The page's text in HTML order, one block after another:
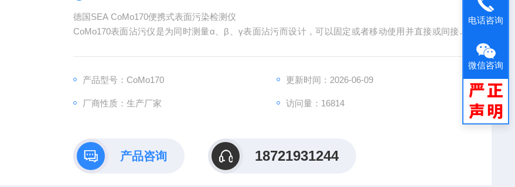
德国SEA CoMo170便携式表面污染检测仪
CoMo170表面沾污仪是为同时测量α、β、γ表面沾污而设计，可以固定或者移动使用并直接或间接检
产品型号：CoMo170
更新时间：2026-06-09
厂商性质：生产厂家 访问量：16814
产品咨询 18721931244
电话咨询
微信咨询